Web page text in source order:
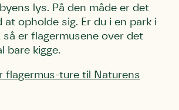
lys. På den måde er det
opholde sig. Er du i en park i
så er flagermusene over det
bare kigge.
flagermus-ture til Naturens